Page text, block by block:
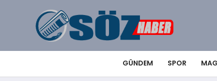
GÜNDEM SPOR